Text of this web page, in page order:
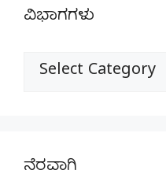
ವಿಭಾಗಗಳು
ವಿಭಾಗಗಳು
ನೆರವಾಗಿ